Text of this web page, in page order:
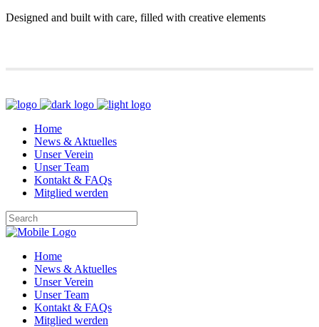
Designed and built with care, filled with creative elements
Home
News & Aktuelles
Unser Verein
Unser Team
Kontakt & FAQs
Mitglied werden
Home
News & Aktuelles
Unser Verein
Unser Team
Kontakt & FAQs
Mitglied werden